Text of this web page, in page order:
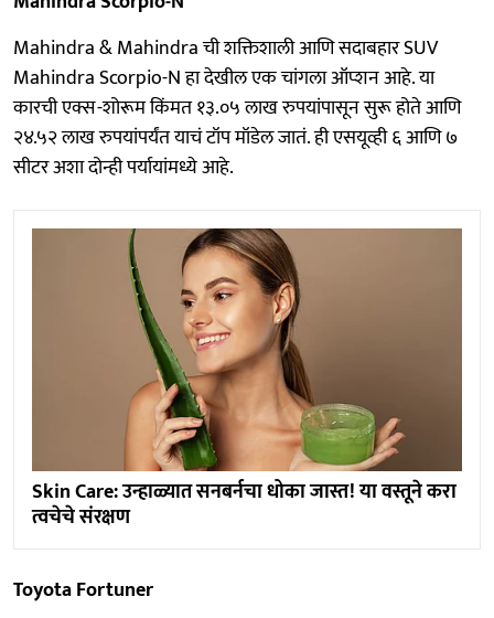
Mahindra & Mahindra ची शक्तिशाली आणि सदाबहार SUV
Mahindra Scorpio-N हा देखील एक चांगला ऑप्शन आहे. या
कारची एक्स-शोरूम किंमत १३.०५ लाख रुपयांपासून सुरू होते आणि
२४.५२ लाख रुपयांपर्यंत याचं टॉप मॉडेल जातं. ही एसयूव्ही ६ आणि ७
सीटर अशा दोन्ही पर्यायांमध्ये आहे.
Skin Care: उन्हाळ्यात सनबर्नचा धोका जास्त! या वस्तूने करा
त्वचेचे संरक्षण
Toyota Fortuner